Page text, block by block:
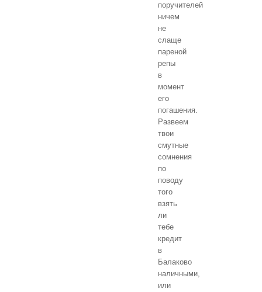
поручителей
ничем
не
слаще
пареной
репы
в
момент
его
погашения.
Развеем
твои
смутные
сомнения
по
поводу
того
взять
ли
тебе
кредит
в
Балаково
наличными,
или